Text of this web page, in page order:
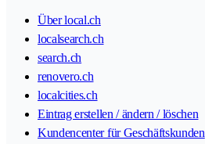
Über local.ch
localsearch.ch
search.ch
renovero.ch
localcities.ch
Eintrag erstellen / ändern / löschen
Kundencenter für Geschäftskunden